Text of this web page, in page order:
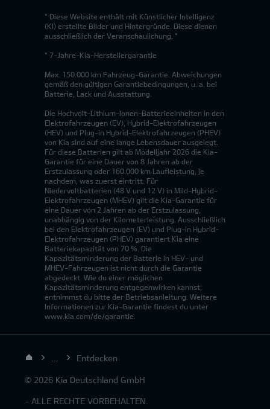
* Diese Website enthält mit Künstlicher Intelligenz
(KI) erstellte Bilder und Hintergründe. Diese dienen
ausschließlich der Veranschaulichung. *
* 7-Jahre-Kia-Herstellergarantie
Max. 150.000 km Fahrzeug-Garantie. Abweichungen
gemäß den gültigen Garantiebedingungen, u. a. bei
Batterie, Lack und Ausstattung.
Die Hochvolt-Lithium-Ionen-Batterieeinheiten in den
Elektrofahrzeugen (EV), Hybrid-Elektrofahrzeugen
(HEV) und Plug-in Hybrid-Elektrofahrzeugen (PHEV)
von Kia sind auf eine lange Lebensdauer ausgelegt.
Für diese Batterien gilt ab Modelljahr 2026 die Kia-
Garantie für eine Dauer von 8 Jahren ab der
Erstzulassung oder 160.000 km Laufleistung, je
nachdem, was zuerst eintritt. Für
Niedervoltbatterien (48 V und 12 V) in Mild-Hybrid-
Elektrofahrzeugen (MHEV) gilt die Kia-Garantie für
eine Dauer von 2 Jahren ab der Erstzulassung,
unabhängig von der Kilometerleistung. Ausschließlich
bei den Elektrofahrzeugen (EV) und Plug-in Hybrid-
Elektrofahrzeugen (PHEV) garantiert Kia eine
Batteriekapazität von 70 %. Die
Kapazitätsminderung der Batterie in HEV- und
MHEV-Fahrzeugen ist nicht durch die Garantie
abgedeckt. Wie du einer möglichen
Kapazitätsminderung entgegenwirken kannst,
entnimmst du bitte der Betriebsanleitung. Weitere
Informationen zur Kia-Garantie findest du unter
www.kia.com/de/garantie.
Entdecken
© 2026 Kia Deutschland GmbH
- ALLE RECHTE VORBEHALTEN.